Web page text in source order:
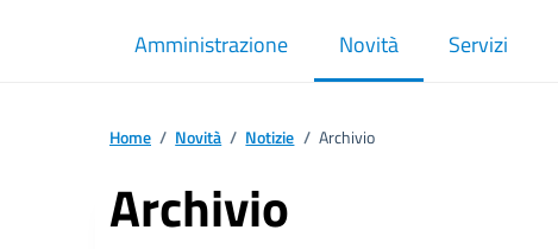
Amministrazione Novità
menu selezionato
Servizi
Home / Novità / Notizie / Archivio
Archivio